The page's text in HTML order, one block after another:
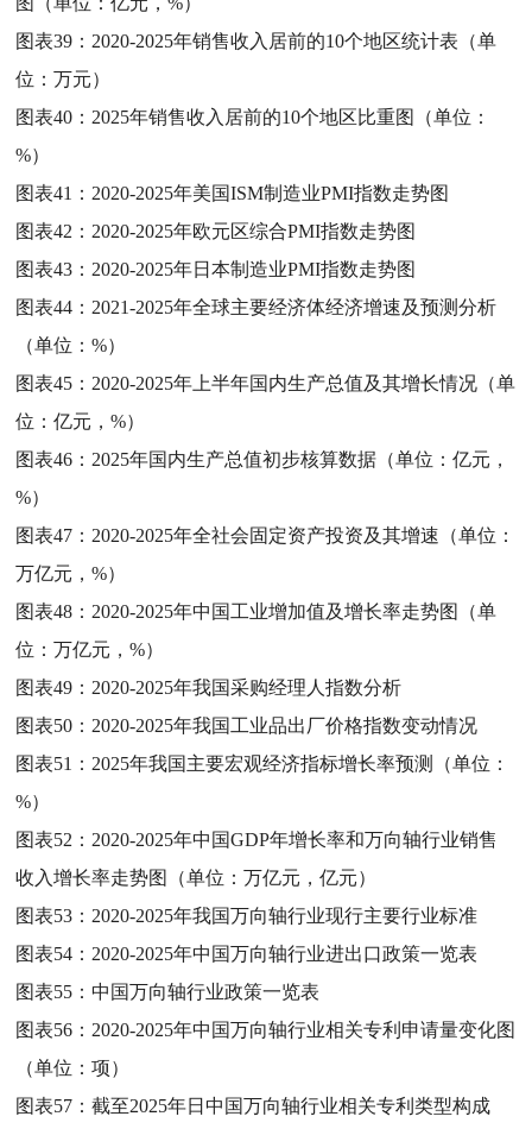
图表39： 2020-2025年销售收入居前的10个地区统计表（单
位：万元）
图表40： 2025年销售收入居前的10个地区比重图（单位：
%）
图表41： 2020-2025年美国ISM制造业PMI指数走势图
图表42： 2020-2025年欧元区综合PMI指数走势图
图表43： 2020-2025年日本制造业PMI指数走势图
图表44： 2021-2025年全球主要经济体经济增速及预测分析
（单位：%）
图表45： 2020-2025年上半年国内生产总值及其增长情况（单
位：亿元，%）
图表46： 2025年国内生产总值初步核算数据（单位：亿元，
%）
图表47： 2020-2025年全社会固定资产投资及其增速（单位：
万亿元，%）
图表48： 2020-2025年中国工业增加值及增长率走势图（单
位：万亿元，%）
图表49： 2020-2025年我国采购经理人指数分析
图表50： 2020-2025年我国工业品出厂价格指数变动情况
图表51： 2025年我国主要宏观经济指标增长率预测（单位：
%）
图表52： 2020-2025年中国GDP年增长率和万向轴行业销售
收入增长率走势图（单位：万亿元，亿元）
图表53： 2020-2025年我国万向轴行业现行主要行业标准
图表54： 2020-2025年中国万向轴行业进出口政策一览表
图表55：中国万向轴行业政策一览表
图表56： 2020-2025年中国万向轴行业相关专利申请量变化图
（单位：项）
图表57：截至2025年日中国万向轴行业相关专利类型构成